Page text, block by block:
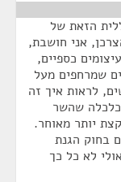
הזאת של
אני חושבת,
כספיים,
שמרחפים מעל
לראות איך זה
שהשר
יותר מאוחר.
בחוק הגנת
לא כל כך